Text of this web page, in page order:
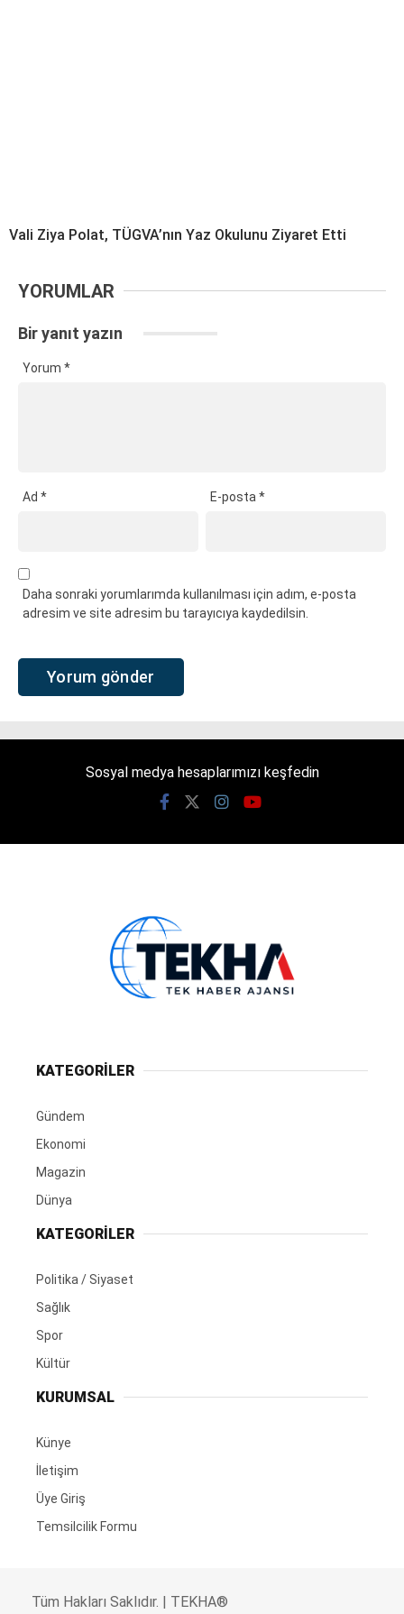
Vali Ziya Polat, TÜGVA’nın Yaz Okulunu Ziyaret Etti
YORUMLAR
Bir yanıt yazın
Yorum *
Ad * E-posta*
Daha sonraki yorumlarımda kullanılması için adım, e-posta
adresim ve site adresim bu tarayıcıya kaydedilsin.
Sosyal medya hesaplarımızı keşfedin
KATEGORİLER
Gündem
Ekonomi
Magazin
Dünya
KATEGORİLER
Politika / Siyaset
Sağlık
Spor
Kültür
KURUMSAL
Künye
İletişim
Üye Giriş
Temsilcilik Formu
Tüm Hakları Saklıdır. | TEKHA®